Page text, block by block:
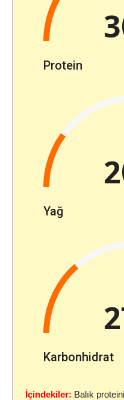
Protein
Yağ
Karbonhidrat
İçindekiler: Balık